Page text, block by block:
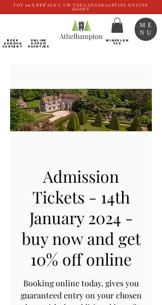
TOT 10% UIT ALS U UW TOEGANGSKAARTJES ONLINE
KOOPT
BOEK
ZONDAG
CARVERY
ONLINE
kopen
Kaartjes
WINKELEN
TAS
ME
NU
Admission
Tickets - 14th
January 2024 -
buy now and get
10% off online
Booking online today, gives you
guaranteed entry on your chosen